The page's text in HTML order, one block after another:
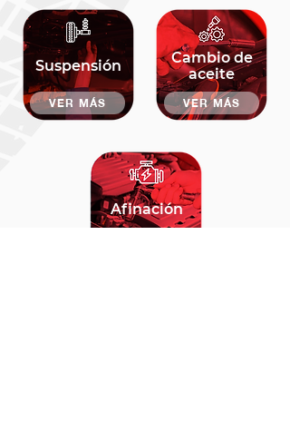
VER MÁS
Suspensión
VER MÁS
Cambio de
aceite
Afinación